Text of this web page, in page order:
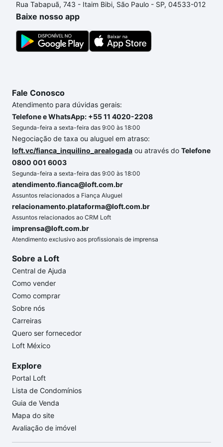
custa comprar um apartamento e conte com a
gente para comprar o imóvel dos seus sonhos com
segurança e conforto. Loft, com você até as
chaves.
Rua Tabapuã, 743 - Itaim Bibi, São Paulo - SP, 04533-012
Baixe nosso app
Fale Conosco
Atendimento para dúvidas gerais:
Telefone e WhatsApp: +55 11 4020-2208
Segunda-feira a sexta-feira das 9:00 às 18:00
Negociação de taxa ou aluguel em atraso:
loft.vc/fianca_inquilino_arealogada ou através do Telefone
0800 001 6003
Segunda-feira a sexta-feira das 9:00 às 18:00
atendimento.fianca@loft.com.br
Assuntos relacionados a Fiança Aluguel
relacionamento.plataforma@loft.com.br
Assuntos relacionados ao CRM Loft
imprensa@loft.com.br
Atendimento exclusivo aos profissionais de imprensa
Sobre a Loft
Central de Ajuda
Como vender
Como comprar
Sobre nós
Carreiras
Quero ser fornecedor
Loft México
Explore
Portal Loft
Lista de Condomínios
Guia de Venda
Mapa do site
Avaliação de imóvel